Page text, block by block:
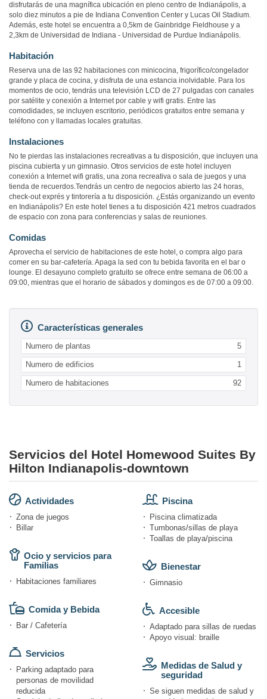
disfrutarás de una magnífica ubicación en pleno centro de Indianápolis, a
solo diez minutos a pie de Indiana Convention Center y Lucas Oil Stadium.
Además, este hotel se encuentra a 0,5km de Gainbridge Fieldhouse y a
2,3km de Universidad de Indiana - Universidad de Purdue Indianápolis.
Habitación
Reserva una de las 92 habitaciones con minicocina, frigorífico/congelador
grande y placa de cocina, y disfruta de una estancia inolvidable. Para los
momentos de ocio, tendrás una televisión LCD de 27 pulgadas con canales
por satélite y conexión a Internet por cable y wifi gratis. Entre las
comodidades, se incluyen escritorio, periódicos gratuitos entre semana y
teléfono con y llamadas locales gratuitas.
Instalaciones
No te pierdas las instalaciones recreativas a tu disposición, que incluyen una
piscina cubierta y un gimnasio. Otros servicios de este hotel incluyen
conexión a Internet wifi gratis, una zona recreativa o sala de juegos y una
tienda de recuerdos.Tendrás un centro de negocios abierto las 24 horas,
check-out exprés y tintorería a tu disposición. ¿Estás organizando un evento
en Indianápolis? En este hotel tienes a tu disposición 421 metros cuadrados
de espacio con zona para conferencias y salas de reuniones.
Comidas
Aprovecha el servicio de habitaciones de este hotel, o compra algo para
comer en su bar-cafetería. Apaga la sed con tu bebida favorita en el bar o
lounge. El desayuno completo gratuito se ofrece entre semana de 06:00 a
09:00, mientras que el horario de sábados y domingos es de 07:00 a 09:00.
Características generales
Numero de plantas 5
Numero de edificios 1
Numero de habitaciones 92
Servicios del Hotel Homewood Suites By
Hilton Indianapolis-downtown
Actividades
Zona de juegos
Billar
Ocio y servicios para
Familias
Habitaciones familiares
Comida y Bebida
Bar / Cafetería
Servicios
Parking adaptado para
personas de movilidad
reducida
Piscina
Piscina climatizada
Tumbonas/sillas de playa
Toallas de playa/piscina
Bienestar
Gimnasio
Accesible
Adaptado para sillas de ruedas
Apoyo visual: braille
Medidas de Salud y
seguridad
Se siguen medidas de salud y